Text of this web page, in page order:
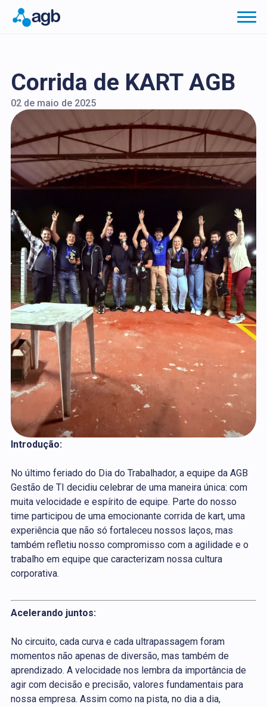
Corrida de KART AGB
02 de maio de 2025
Introdução:
No último feriado do Dia do Trabalhador, a equipe da AGB
Gestão de TI decidiu celebrar de uma maneira única: com
muita velocidade e espírito de equipe. Parte do nosso
time participou de uma emocionante corrida de kart, uma
experiência que não só fortaleceu nossos laços, mas
também refletiu nosso compromisso com a agilidade e o
trabalho em equipe que caracterizam nossa cultura
corporativa.
Acelerando juntos:
No circuito, cada curva e cada ultrapassagem foram
momentos não apenas de diversão, mas também de
aprendizado. A velocidade nos lembra da importância de
agir com decisão e precisão, valores fundamentais para
nossa empresa. Assim como na pista, no dia a dia,